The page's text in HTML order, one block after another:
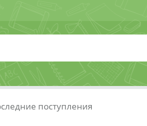
поступления